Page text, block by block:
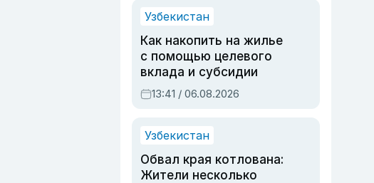
Узбекистан
Как накопить на жилье
с помощью целевого
вклада и субсидии
13:41 / 06.08.2026
Узбекистан
Обвал края котлована:
Жители несколько